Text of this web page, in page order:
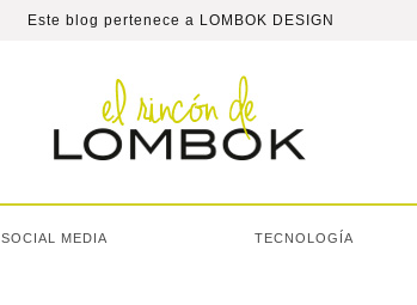
Este blog pertenece a LOMBOK DESIGN
SOCIAL MEDIA TECNOLOGÍA